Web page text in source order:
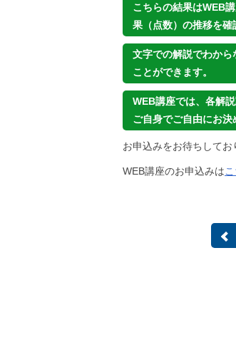
こちらの結果はWEB
果（点数）の推移を確
文字での解説でわから
ことができます。
WEB講座では、各解
ご自身でご自由にお決
お申込みをお待ちしてお
WEB講座のお申込みは